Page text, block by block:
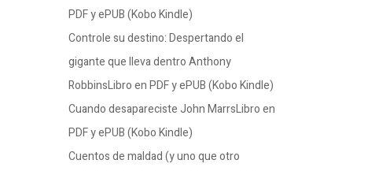
PDF y ePUB (Kobo Kindle)
Controle su destino: Despertando el
gigante que lleva dentro Anthony
RobbinsLibro en PDF y ePUB (Kobo Kindle)
Cuando desapareciste John MarrsLibro en
PDF y ePUB (Kobo Kindle)
Cuentos de maldad (y uno que otro